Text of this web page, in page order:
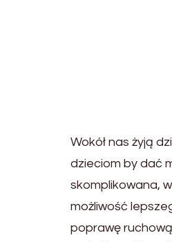
Wokół nas żyją
dzieciom by dać
skomplikowana,
możliwość
poprawę